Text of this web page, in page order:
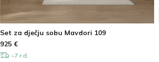
Set za dječju sobu Mavdori 109
925 €
~7 r.d.